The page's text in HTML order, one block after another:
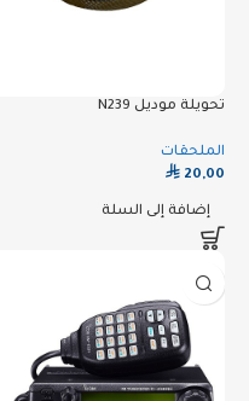
تحويلة موديل N239
الملحقات
⃁ 20,00
إضافة إلى السلة